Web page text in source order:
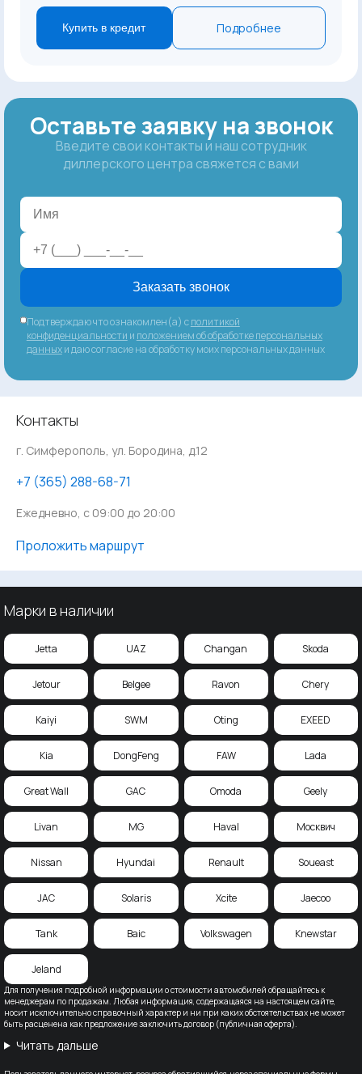
Купить в кредит Подробнее
Оставьте заявку на звонок
Введите свои контакты и наш сотрудник
диллерского центра свяжется с вами
Заказать звонок
Подтверждаю что ознакомлен(а) сполитикой
конфиденциальности и положением об обработке персональных
данныхи даю согласие на обработку моих персональных данных
Контакты
г. Симферополь, ул. Бородина, д.12
‪+7 (365) 288-68-71
Ежедневно, с 09:00 до 20:00
Проложить маршрут
Для получения подробной информации о стоимости автомобилей обращайтесь к
менеджерам по продажам. Любая информация, содержащаяся на настоящем сайте,
носит исключительно справочный характер и ни при каких обстоятельствах не может
быть расценена как предложение заключить договор (публичная оферта).
Читать дальше
Марки в наличии
Jetta UAZ Changan Skoda
Jetour Belgee Ravon Chery
Kaiyi SWM Oting EXEED
Kia DongFeng FAW Lada
Great Wall GAC Omoda Geely
Livan MG Haval Москвич
Nissan Hyundai Renault Soueast
JAC Solaris Xcite Jaecoo
Tank Baic Volkswagen Knewstar
Jeland